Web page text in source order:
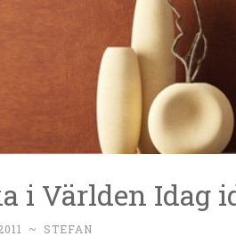
i Världen Idag
~ STEFAN